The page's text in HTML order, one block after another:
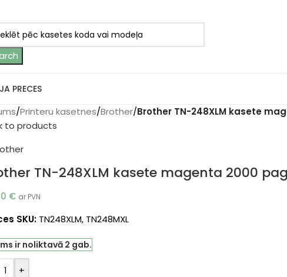
PRECES
/Printeru kasetnes/Brother/Brother TN-248XLM kasete
to products
TN-248XLM kasete magenta 2000
€ ar PVN
SKU: TN248XLM, TN248MXL
ir noliktavā 2 gab.
+